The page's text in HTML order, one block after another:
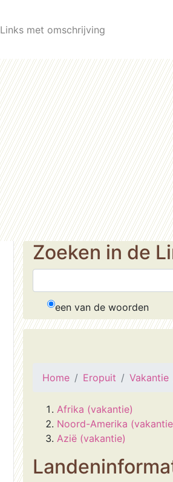
Links met omschrijving
Zoeken in de
een van de woorden
Home Eropuit Vakantie
Afrika (vakantie)
Noord-Amerika
Azië (vakantie)